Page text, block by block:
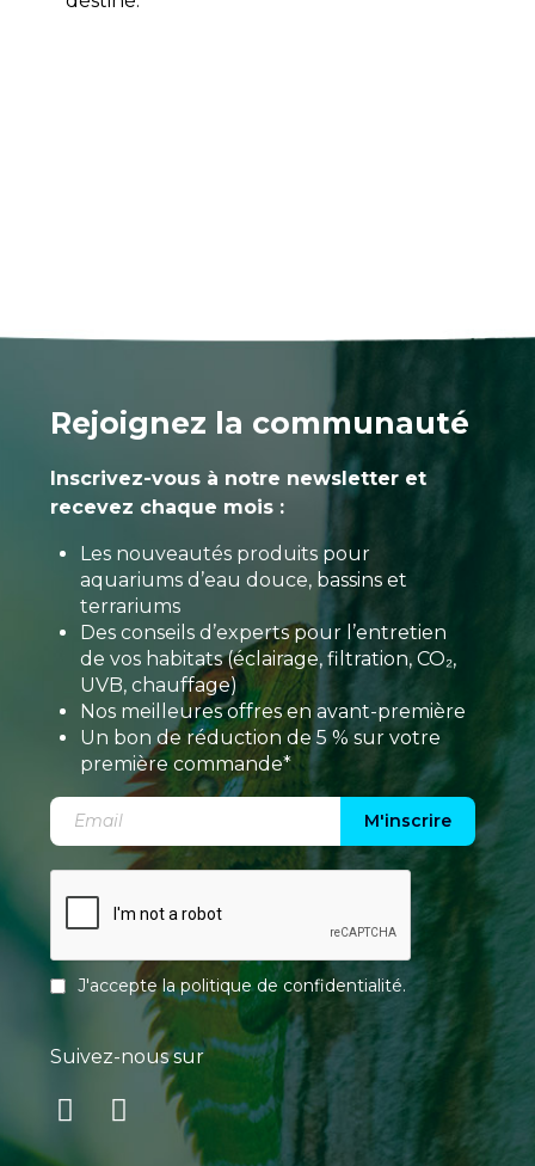
Rejoignez la communauté
Inscrivez-vous à notre newsletter et
recevez chaque mois :
Les nouveautés produits pour
aquariums d’eau douce, bassins et
terrariums
Des conseils d’experts pour l’entretien
de vos habitats (éclairage, filtration, CO₂,
UVB, chauffage)
Nos meilleures offres en avant-première
Un bon de réduction de 5 % sur votre
première commande*
M'inscrire
J'accepte lapolitique de confidentialité.
Suivez-nous sur